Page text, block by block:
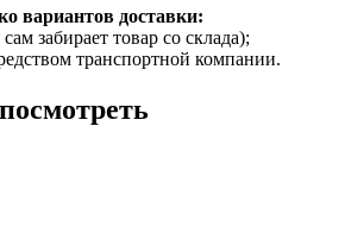
вариантов доставки:
забирает товар со склада);
транспортной компании.